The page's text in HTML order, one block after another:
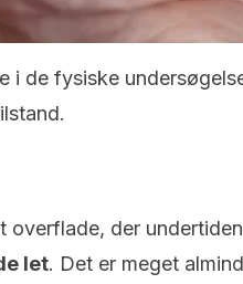
i de fysiske
overflade, der
let. Det er meget